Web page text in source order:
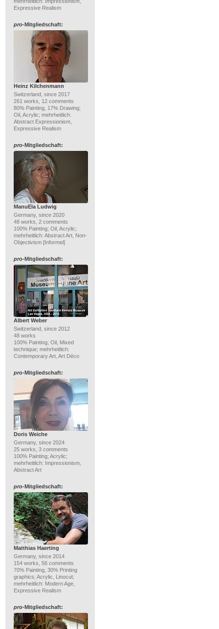
Expressive Realism
pro-Mitgliedschaft:
Heinz Kilchenmann
Switzerland, since 2017
261 works, 12 comments
80% Painting, 17% Drawing;
Oil, Acrylic; mehrheitlich:
Abstract Expressionism,
Expressive Realism
pro-Mitgliedschaft:
ManuEla Ludwig
Germany, since 2020
48 works, 2 comments
100% Painting; Oil, Acrylic;
mehrheitlich: Abstract Art, Non-
Objectivism [Informel]
pro-Mitgliedschaft:
Albert Weber
Switzerland, since 2012
48 works
100% Painting; Oil, Mixed
technique; mehrheitlich:
Contemporary Art, Art Déco
pro-Mitgliedschaft:
Doris Weiche
Germany, since 2024
25 works, 3 comments
100% Painting; Acrylic;
mehrheitlich: Impressionism,
Abstract Art
pro-Mitgliedschaft:
Matthias Haerting
Germany, since 2014
154 works, 56 comments
70% Painting, 30% Printing
graphics; Acrylic, Linocut;
mehrheitlich: Modern Age,
Expressive Realism
pro-Mitgliedschaft: